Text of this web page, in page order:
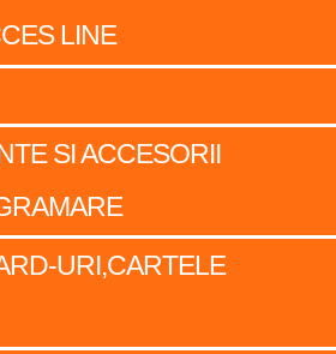
LINE
SI ACCESORII
URI,CARTELE